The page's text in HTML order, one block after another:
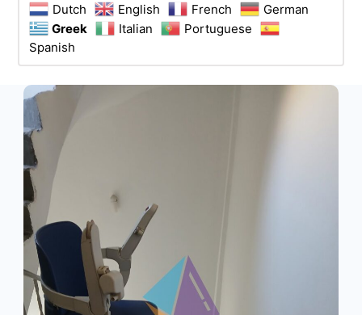
Dutch
English French
German
Greek
Italian
Portuguese
Spanish